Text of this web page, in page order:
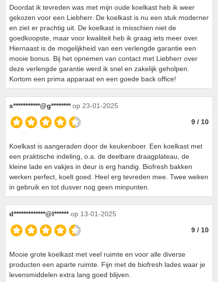
Doordat ik tevreden was met mijn oude koelkast heb ik weer
gekozen voor een Liebherr. De koelkast is nu een stuk moderner
en ziet er prachtig uit. De koelkast is misschien niet de
goedkoopste, maar voor kwaliteit heb ik graag iets meer over.
Hiernaast is de mogelijkheid van een verlengde garantie een
mooie bonus. Bij het opnemen van contact met Liebherr over
deze verlengde garantie werd ik snel en zakelijk geholpen.
Kortom een prima apparaat en een goede back office!
s***********@g******** op 23-01-2025
9 / 10
Koelkast is aangeraden door de keukenboer. Een koelkast met
een praktische indeling, o.a. de deelbare draagplateau, de
kleine lade en vakjes in deur is erg handig. Biofresh bakken
werken perfect, koelt goed. Heel erg tevreden mee. Twee weken
in gebruik en tot dusver nog geen minpunten.
d*************@l****** op 13-01-2025
9 / 10
Mooie grote koelkast met veel ruimte en voor alle diverse
producten een aparte ruimte. Fijn met de biofresh lades waar je
levensmiddelen extra lang goed blijven.